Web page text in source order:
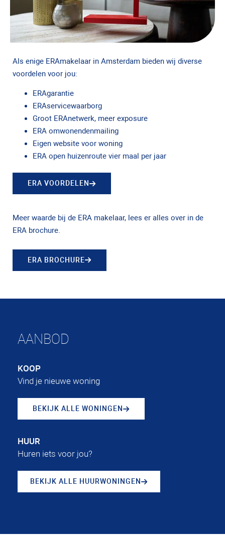
Als enige ERAmakelaar in Amsterdam bieden wij diverse
voordelen voor jou:
ERAgarantie
ERAservicewaarborg
Groot ERAnetwerk, meer exposure
ERA omwonendenmailing
Eigen website voor woning
ERA open huizenroute vier maal per jaar
ERA VOORDELEN
Meer waarde bij de ERA makelaar, lees er alles over in de
ERA brochure.
ERA BROCHURE
AANBOD
KOOP
Vind je nieuwe woning
BEKIJK ALLE WONINGEN
HUUR
Huren iets voor jou?
BEKIJK ALLE HUURWONINGEN